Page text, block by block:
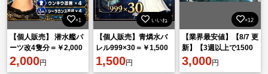
×1
【個人販売】 潜水艦パ
ーツ改4隻分＝￥2,000
2,000円
いいね
【個人販売】青燐水バ
レル999×30＝￥1,500
1,500円
×12
【業界最安値】【8/7 更
新】【3週以上で1500
円引き】絶アルテマウ
ェポン クリア,周回代行
3,000円